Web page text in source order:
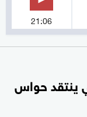
21:06
ينتقد حواس